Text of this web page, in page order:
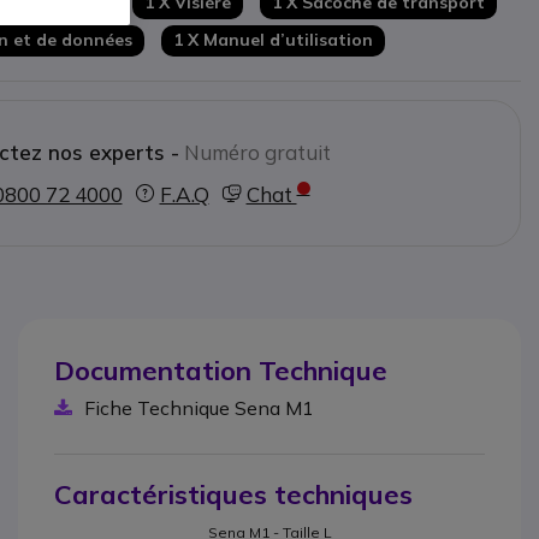
2 casquesvia la lecture d’un
et de données
1 X Manuel d’utilisation
nos experts - Numéro gratuit
72 4000
F.A.Q Chat
Documentation Technique
Fiche Technique Sena M1
Caractéristiques techniques
Sena M1 - Taille L